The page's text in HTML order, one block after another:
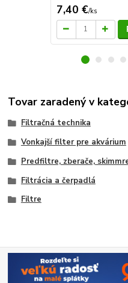
7,40 €/ks
Tovar zaradený v
Filtračná technika
Vonkajší filter pre akvárium
Predfiltre, zberače,
Filtrácia a čerpadlá
Filtre